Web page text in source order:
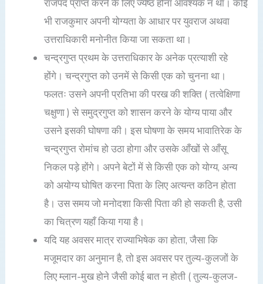
राजपद प्राप्त करने के लिए ज्येष्ठ होना आवश्यक न था। कोई
भी राजकुमार अपनी योग्यता के आधार पर युवराज अथवा
उत्तराधिकारी मनोनीत किया जा सकता था।
चन्द्रगुप्त प्रथम के उत्तराधिकार के अनेक प्रत्याशी रहे
होंगे। चन्द्रगुप्त को उनमें से किसी एक को चुनना था।
फलतः उसने अपनी प्रतिभा की परख की शक्ति ( तत्वेक्षिणा
चक्षुणा ) से समुद्रगुप्त को शासन करने के योग्य पाया और
उसने इसकी घोषणा की। इस घोषणा के समय भावातिरेक के
चन्द्रगुप्त रोमांच हो उठा होगा और उसके आँखों से आँसू
निकल पड़े होंगे। अपने बेटों में से किसी एक को योग्य, अन्य
को अयोग्य घोषित करना पिता के लिए अत्यन्त कठिन होता
है। उस समय जो मनोदशा किसी पिता की हो सकती है, उसी
का चित्रण यहाँ किया गया है।
यदि यह अवसर मात्र राज्याभिषेक का होता, जैसा कि
मजूमदार का अनुमान है, तो इस अवसर पर तुल्य-कुलजों के
लिए म्लान-मुख होने जैसी कोई बात न होती ( तुल्य-कुलज-